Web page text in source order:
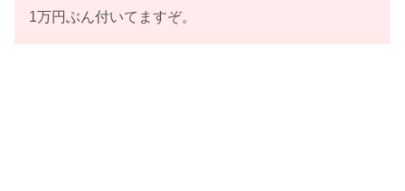
1万円ぶん付いてますぞ。